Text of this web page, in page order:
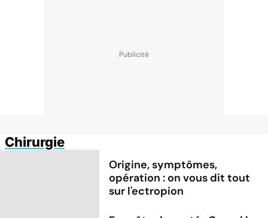
Chirurgie
Origine, symptômes,
opération : on vous dit tout
sur l'ectropion